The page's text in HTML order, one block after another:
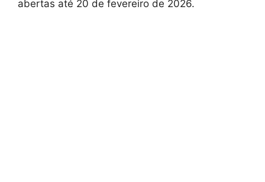
abertas até 20 de fevereiro de 2026.